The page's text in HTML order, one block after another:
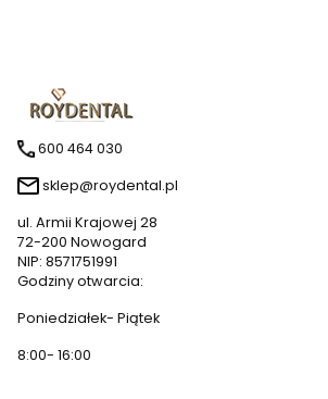
600 464 030
sklep@roydental.pl
ul. Armii Krajowej 28
72-200 Nowogard
NIP: 8571751991
Godziny otwarcia:
Poniedziałek- Piątek
8:00- 16:00